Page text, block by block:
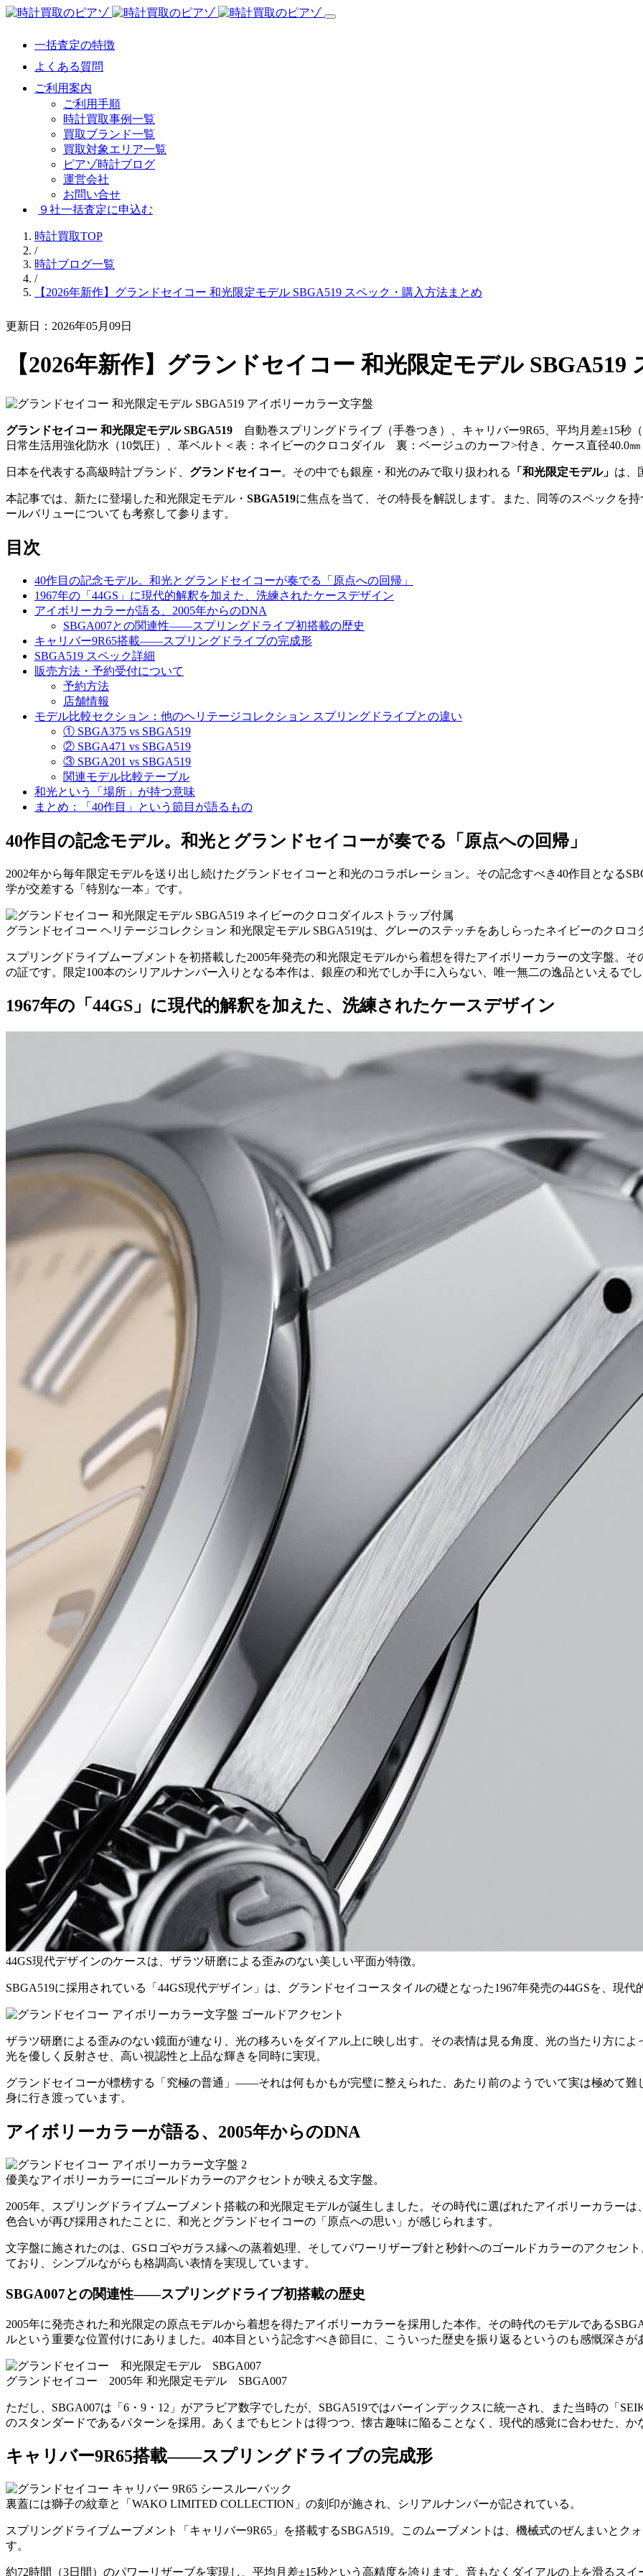
一括査定の特徴
よくある質問
ご利用案内
ご利用手順
時計買取事例一覧
買取ブランド一覧
買取対象エリア一覧
ピアゾ時計ブログ
運営会社
お問い合せ
９社一括査定に申込む
時計買取TOP
/
時計ブログ一覧
/
【2026年新作】グランドセイコー 和光限定モデル SBGA519 スペック・購入方法まとめ
更新日：2026年05月09日
【2026年新作】グランドセイコー 和光限定モデル
グランドセイコー 和光限定モデル SBGA519 自動巻スプリングドライブ（手巻つき）、キャリバー9R65、平均月差±15秒
日常生活用強化防水（10気圧）、革ベルト＜表：ネイビーのクロコダイル 裏：ベージュのカーフ>付き、ケース直径40.0㎜
日本を代表する高級時計ブランド、 グランドセイコー。その中でも銀座・和光のみで取り扱われる 「和光限定モデル」 は、
本記事では、新たに登場した和光限定モデル・ SBGA519に焦点を当て、その特長を解説します。また、同等のスペックを
ールバリューについても考察して参ります。
目次
40作目の記念モデル。和光とグランドセイコーが奏でる「原点への回帰」
1967年の「44GS」に現代的解釈を加えた、洗練されたケースデザイン
アイボリーカラーが語る、2005年からのDNA
SBGA007との関連性——スプリングドライブ初搭載の歴史
キャリバー9R65搭載——スプリングドライブの完成形
SBGA519 スペック詳細
販売方法・予約受付について
予約方法
店舗情報
モデル比較セクション：他のヘリテージコレクション スプリングドライブとの違い
① SBGA375 vs SBGA519
② SBGA471 vs SBGA519
③ SBGA201 vs SBGA519
関連モデル比較テーブル
和光という「場所」が持つ意味
まとめ：「40作目」という節目が語るもの
40作目の記念モデル。和光とグランドセイコーが奏でる「原点への回帰」
2002年から毎年限定モデルを送り出し続けたグランドセイコーと和光のコラボレーション。その記念すべき40作目となる
学が交差する「特別な一本」です。
グランドセイコー ヘリテージコレクション 和光限定モデル SBGA519は、グレーのステッチをあしらったネイビーのクロ
スプリングドライブムーブメントを初搭載した2005年発売の和光限定モデルから着想を得たアイボリーカラーの文字盤。
の証です。限定100本のシリアルナンバー入りとなる本作は、銀座の和光でしか手に入らない、唯一無二の逸品といえるで
1967年の「44GS」に現代的解釈を加えた、洗練されたケースデザイン
44GS現代デザインのケースは、ザラツ研磨による歪みのない美しい平面が特徴。
SBGA519に採用されている「44GS現代デザイン」は、グランドセイコースタイルの礎となった1967年発売の44GSを、現
ザラツ研磨による歪みのない鏡面が連なり、光の移ろいをダイアル上に映し出す。その表情は見る角度、光の当たり方に
光を優しく反射させ、高い視認性と上品な輝きを同時に実現。
グランドセイコーが標榜する「究極の普通」——それは何もかもが完璧に整えられた、あたり前のようでいて実は極めて難
身に行き渡っています。
アイボリーカラーが語る、2005年からのDNA
優美なアイボリーカラーにゴールドカラーのアクセントが映える文字盤。
2005年、スプリングドライブムーブメント搭載の和光限定モデルが誕生しました。その時代に選ばれたアイボリーカラー
色合いが再び採用されたことに、和光とグランドセイコーの「原点への思い」が感じられます。
文字盤に施されたのは、GSロゴやガラス縁への蒸着処理、そしてパワーリザーブ針と秒針へのゴールドカラーのアクセン
ており、シンプルながらも格調高い表情を実現しています。
SBGA007との関連性——スプリングドライブ初搭載の歴史
2005年に発売された和光限定の原点モデルから着想を得たアイボリーカラーを採用した本作。その時代のモデルである
ルという重要な位置付けにありました。40本目という記念すべき節目に、こういった歴史を振り返るというのも感慨深さが
グランドセイコー 2005年 和光限定モデル SBGA007
ただし、SBGA007は「6・9・12」がアラビア数字でしたが、SBGA519ではバーインデックスに統一され、また当時の「
のスタンダードであるパターンを採用。あくまでもヒントは得つつ、懐古趣味に陥ることなく、現代的感覚に合わせた、
キャリバー9R65搭載——スプリングドライブの完成形
裏蓋には獅子の紋章と「WAKO LIMITED COLLECTION」の刻印が施され、シリアルナンバーが記されている。
スプリングドライブムーブメント「キャリバー9R65」を搭載するSBGA519。このムーブメントは、機械式のぜんまいとク
す。
約72時間（3日間）のパワーリザーブを実現し、平均月差±15秒という高精度を誇ります。音もなくダイアルの上を滑るス